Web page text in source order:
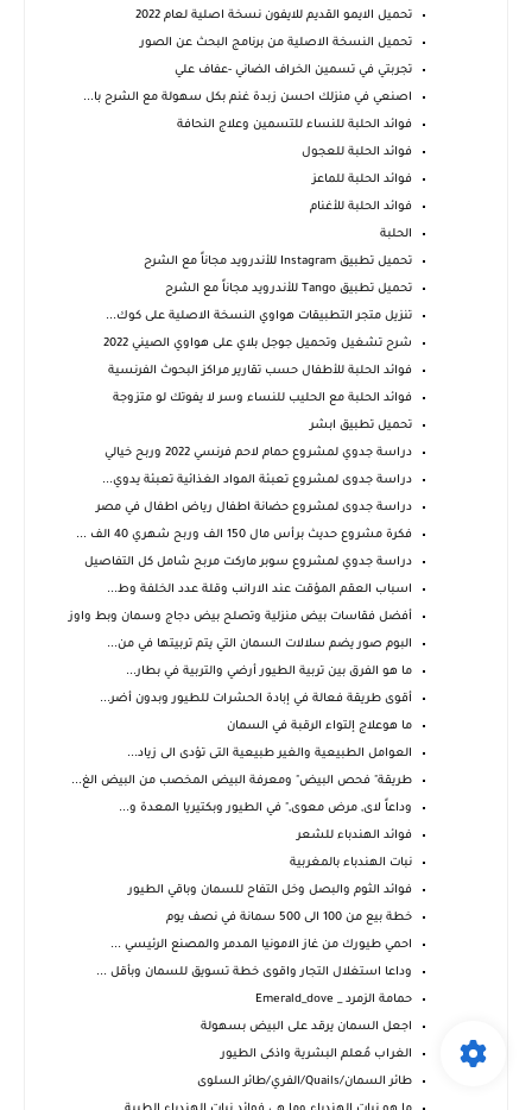
تحميل الايمو القديم للايفون نسخة اصلية لعام 2022
تحميل النسخة الاصلية من برنامج البحث عن الصور
تجربتي في تسمين الخراف الضاني -عفاف علي
اصنعي في منزلك احسن زبدة غنم بكل سهولة مع الشرح با...
فوائد الحلبة للنساء للتسمين وعلاج النحافة
فوائد الحلبة للعجول
فوائد الحلبة للماعز
فوائد الحلبة للأغنام
الحلبة
تحميل تطبيق Instagram‏‏ للأندرويد مجاناً مع الشرح
تحميل تطبيق Tango للأندرويد مجاناً مع الشرح
تنزيل متجر التطبيقات هواوي النسخة الاصلية على كوك...
شرح تشغيل وتحميل جوجل بلاي على هواوي الصيني 2022
فوائد الحلبة للأطفال حسب تقارير مراكز البحوث الفرنسية
فوائد الحلبة مع الحليب للنساء وسر لا يفوتك لو متزوجة
تحميل تطبيق ابشر
دراسة جدوي لمشروع حمام لاحم فرنسي 2022 وربح خيالي
دراسة جدوى لمشروع تعبئة المواد الغذائية تعبئة يدوي...
دراسة جدوى لمشروع حضانة اطفال رياض اطفال في مصر
فكرة مشروع حديث برأس مال 150 الف وربح شهري 40 الف ...
دراسة جدوي لمشروع سوبر ماركت مربح شامل كل التفاصيل
اسباب العقم المؤقت عند الارانب وقلة عدد الخلفة وط...
أفضل فقاسات بيض منزلية وتصلح بيض دجاج وسمان وبط واوز
البوم صور يضم سلالات السمان التي يتم تربيتها في من...
ما هو الفرق بين تربية الطيور أرضي والتربية في بطار...
أقوى طريقة فعالة في إبادة الحشرات للطيور وبدون أضر...
ما هوعلاج إلتواء الرقبة في السمان
العوامل الطبيعية والغير طبيعية التى تؤدى الى زياد...
طريقة" فحص البيض" ومعرفة البيض المخصب من البيض الغ...
وداعاً ﻻى, مرض معوى," في الطيور وبكتيريا المعدة و...
فوائد الهندباء للشعر
نبات الهندباء بالمغربية
فوائد الثوم والبصل وخل التفاح للسمان وباقي الطيور
خطة بيع من 100 الى 500 سمانة في نصف يوم
احمي طيورك من غاز الامونيا المدمر والمصنع الرئيسي ...
وداعا استغلال التجار واقوى خطة تسويق للسمان وبأقل ...
حمامة الزمرد _ Emerald_dove
اجعل السمان يرقد على البيض بسهولة
الغراب مُعلم البشرية واذكى الطيور
طائر السمان/Quails/الفري/طائر السلوى